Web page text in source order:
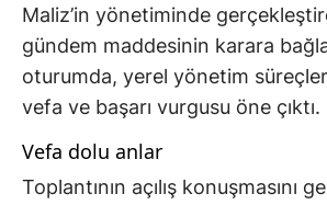
Maliz’in yönetiminde
gündem maddesinin karara
oturumda, yerel yönetim
vefa ve başarı vurgusu öne çıktı.
Vefa dolu anlar
Toplantının açılış konuşmasını